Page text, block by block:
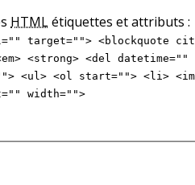
HTMLétiquettes et attributs :
target=""> <blockquote
<strong> <del
<ul> <ol start=""> <li>
width="">